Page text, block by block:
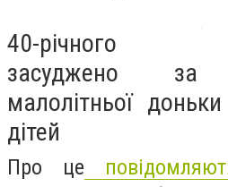
40-річного
засуджено за
малолітньої
дітей
Про це